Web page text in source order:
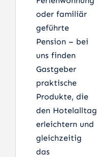
oder familiär
geführte
Pension – bei
uns finden
Gastgeber
praktische
Produkte, die
den Hotelalltag
erleichtern und
gleichzeitig
das